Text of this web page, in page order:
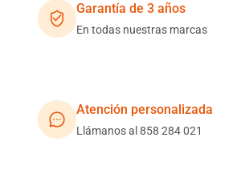
Garantía de 3 años
En todas nuestras marcas
Atención personalizada
Llámanos al 858 284 021